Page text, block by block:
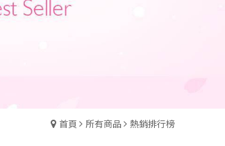
首頁 所有商品 熱銷排行榜